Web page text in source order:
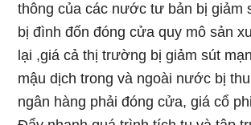
thông của các nước tư bản bị giảm
bị đình đốn đóng cửa quy mô sản
lại ,giá cả thị trường bị giảm sút
mậu dịch trong và ngoài nước bị
ngân hàng phải đóng cửa, giá cổ